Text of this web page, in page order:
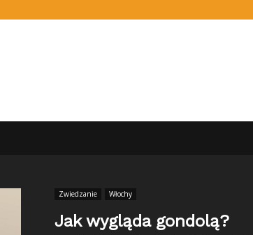
Zwiedzanie Włochy
Jak wygląda gondolą?